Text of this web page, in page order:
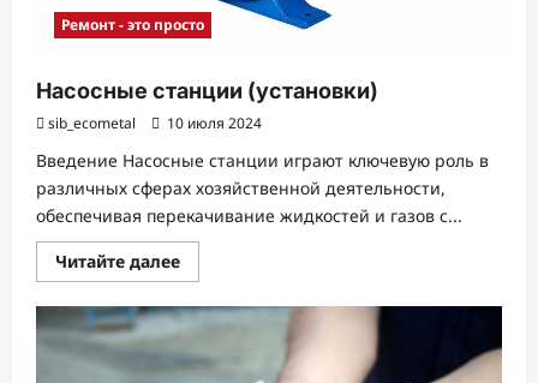
Ремонт - это просто
Насосные станции (установки)
sib_ecometal 10 июля 2024
Введение Насосные станции играют ключевую роль в
различных сферах хозяйственной деятельности,
обеспечивая перекачивание жидкостей и газов с...
Читайте далееПрочитать
больше
Насосные
станции